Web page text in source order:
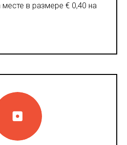
месте в размере € 0,40 на